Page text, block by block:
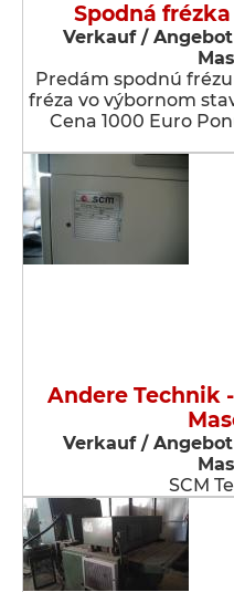
Spodná
Verkauf /
Predám spodnú
fréza vo výbornom
Cena 1000 Euro
Andere Technik
Verkauf /
SCM